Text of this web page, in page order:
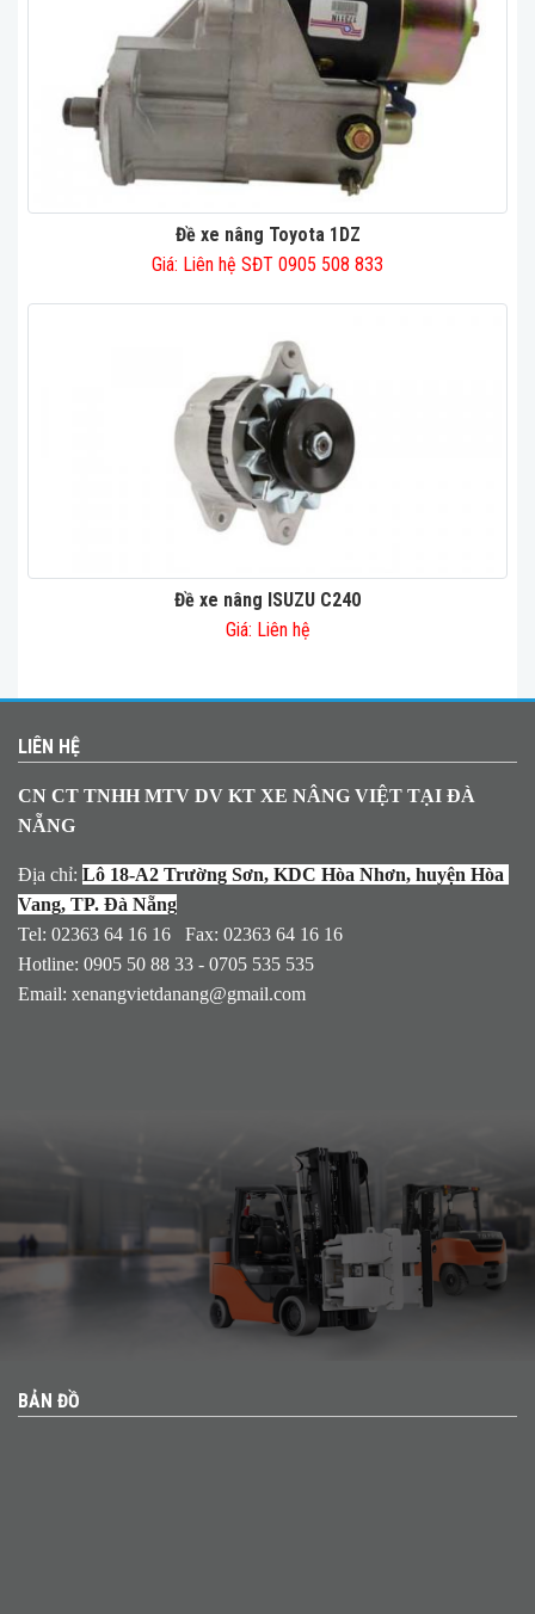
Đề xe nâng Toyota 1DZ
Giá: Liên hệ SĐT 0905 508 833
Đề xe nâng ISUZU C240
Giá: Liên hệ
LIÊN HỆ
CN CT TNHH MTV DV KT XE NÂNG VIỆT TẠI ĐÀ
NẴNG
Địa chỉ: Lô 18-A2 Trường Sơn, KDC Hòa Nhơn, huyện Hòa
Vang, TP. Đà Nẵng
Tel: 02363 64 16 16 Fax: 02363 64 16 16
Hotline: 0905 50 88 33 - 0705 535 535
Email: xenangvietdanang@gmail.com
BẢN ĐỒ